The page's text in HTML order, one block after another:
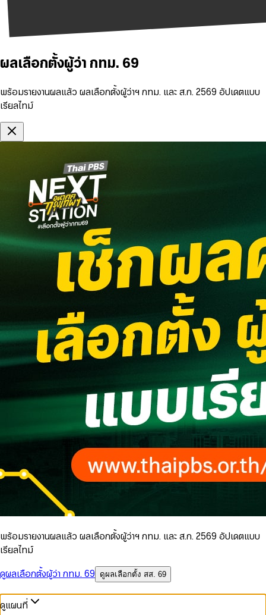
ผลเลือกตั้งผู้ว่า กทม. 69
พร้อมรายงานผลแล้ว ผลเลือกตั้งผู้ว่าฯ กทม. และ ส.ก. 2569 อัปเดตแบบ
เรียลไทม์
พร้อมรายงานผลแล้ว ผลเลือกตั้งผู้ว่าฯ กทม. และ ส.ก. 2569 อัปเดตแบบ
เรียลไทม์
ดูผลเลือกตั้งผู้ว่า กทม. 69
ดูผลเลือกตั้ง สส. 69
ดูแผนที่